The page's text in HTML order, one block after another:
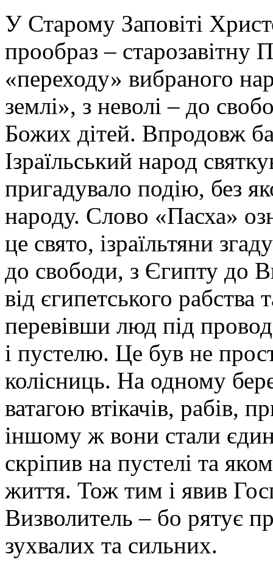
У Старому Заповіті
прообраз –
«переходу» вибраного
землі», з неволі – до
Божих дітей. Впродовж
Ізраїльський народ
пригадувало подію, без
народу. Слово «Пасха»
це свято, ізраїльтяни
до свободи, з Єгипту до
від єгипетського рабства
перевівши люд під
і пустелю. Це був не
колісниць. На одному
ватагою втікачів, рабів,
іншому ж вони стали
скріпив на пустелі та
життя. Тож тим і явив
Визволитель – бо рятує
зухвалих та сильних.